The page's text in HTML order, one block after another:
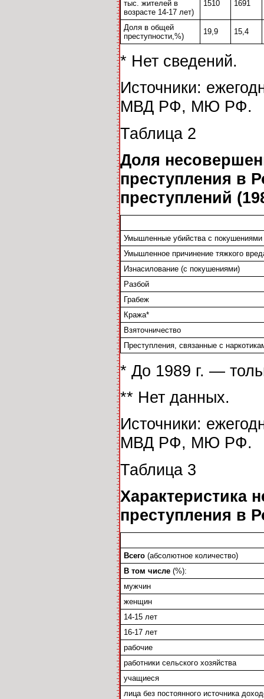
тыс. жителей в
возрасте 14-17 лет)
1510 1691
Доля в общей
преступности,%)
19,9 15,4
* Нет сведений.
Источники:
МВД РФ, МЮ РФ.
Таблица 2
Доля
преступления в
преступлений
Умышленные убийства с покушениями
Умышленное причинение тяжкого
Изнасилование (с покушениями)
Разбой
Грабеж
Кража*
Взяточничество
Преступления, связанные с
* До 1989 г. —
** Нет данных.
Источники:
МВД РФ, МЮ РФ.
Таблица 3
Характеристика
преступления в
Всего (абсолютное количество)
В том числе (%):
мужчин
женщин
14-15 лет
16-17 лет
рабочие
работники сельского хозяйства
учащиеся
лица без постоянного источника